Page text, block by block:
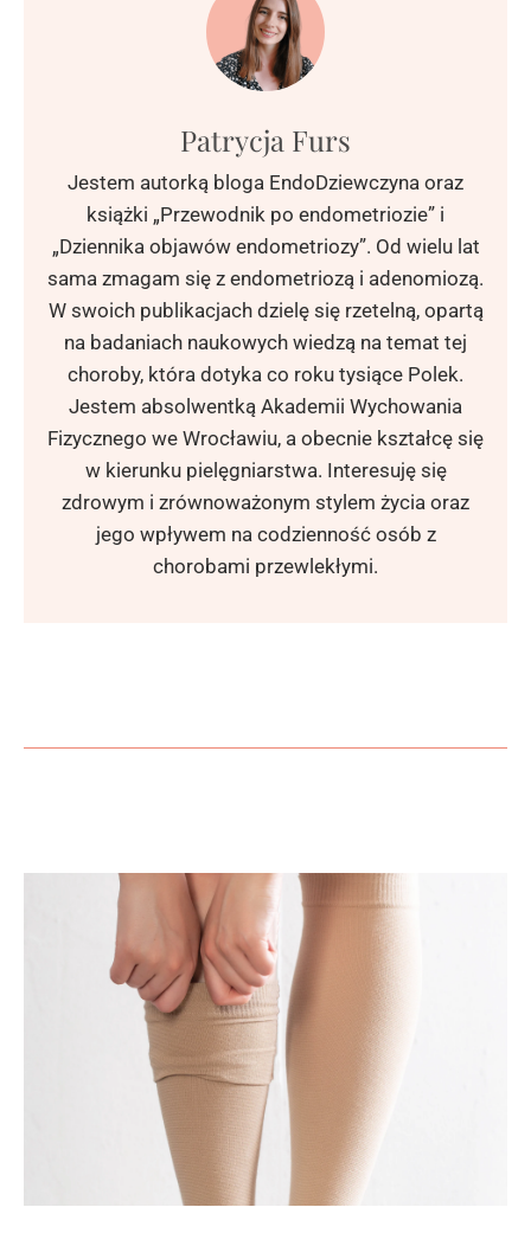
Patrycja Furs
Jestem autorką bloga EndoDziewczyna oraz
książki „Przewodnik po endometriozie” i
„Dziennika objawów endometriozy”. Od wielu lat
sama zmagam się z endometriozą i adenomiozą.
W swoich publikacjach dzielę się rzetelną, opartą
na badaniach naukowych wiedzą na temat tej
choroby, która dotyka co roku tysiące Polek.
Jestem absolwentką Akademii Wychowania
Fizycznego we Wrocławiu, a obecnie kształcę się
w kierunku pielęgniarstwa. Interesuję się
zdrowym i zrównoważonym stylem życia oraz
jego wpływem na codzienność osób z
chorobami przewlekłymi.